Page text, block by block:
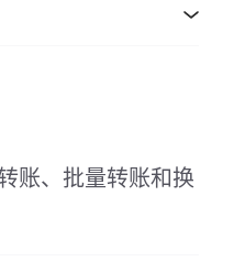
账、批量转账和换